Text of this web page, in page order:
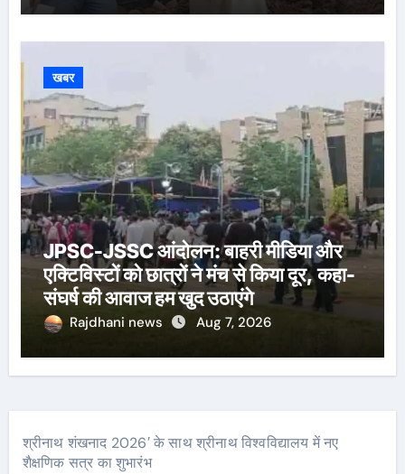
खबर
JPSC-JSSC आंदोलन: बाहरी मीडिया और
एक्टिविस्टों को छात्रों ने मंच से किया दूर, कहा-
संघर्ष की आवाज हम खुद उठाएंगे
Rajdhani news Aug 7, 2026
श्रीनाथ शंखनाद 2026′ के साथ श्रीनाथ विश्वविद्यालय में नए
शैक्षणिक सत्र का शुभारंभ